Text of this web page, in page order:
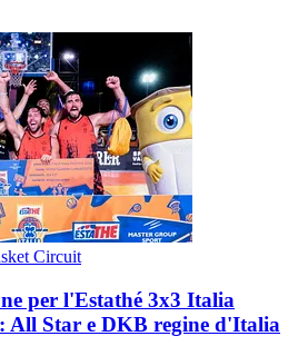
Circuit
per l'Estathé 3x3 Italia
All Star e DKB regine d'Italia